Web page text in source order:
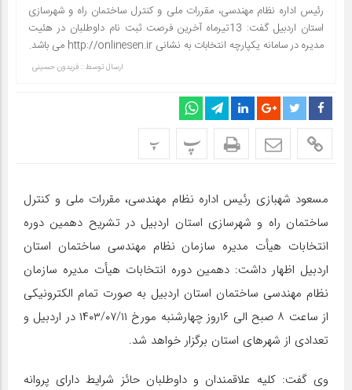
رئیس اداره نظام مهندسی، مقررات ملی و کنترل ساختمان راه و شهرسازی
استان اردبیل گفت: 13تیرماه آخرین فرصت ثبت نام داوطلبان در هئیت
مدیره در سامانه یکپارچه انتخابات به نشانی http://onlinesen.ir می باشد.
ارسال توسط : فریدون حسینی
پ پ
مسعود شهبازی رئیس اداره نظام مهندسی، مقررات ملی و کنترل
ساختمان راه و شهرسازی استان اردبیل در تشریح دهمین دوره
انتخابات هیأت مدیره سازمان نظام مهندسی ساختمان استان
اردبیل اظهار داشت: دهمین دوره انتخابات هیأت مدیره سازمان
نظام مهندسی ساختمان استان اردبیل به صورت تمام الکترونیکی
از ساعت ۸ صبح الی ۱۶روز چهارشنبه مورخ ۱۴۰۳/۰۷/۱۱ در اردبیل و
تعدادی از شهرهای استان برگزار خواهد شد.
وی گفت: کلیه علاقمندان و داوطلبان حائز شرایط دارای پروانه